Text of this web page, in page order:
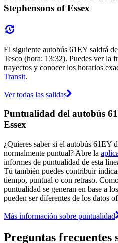
Stephensons of Essex
El siguiente autobús 61EY saldrá
Tesco (hora: 13:32). Puedes ver la
trayectos y conocer los horarios
Transit.
Ver todas las salidas
Puntualidad del autobús
Essex
¿Quieres saber si el autobús 61EY
normalmente puntual? Abre la
informes de puntualidad de esta
Tú también puedes contribuir
tiempo, puntual o con retraso.
puntualidad se generan en base a
pueden ser diferentes de los datos
Más información sobre puntualidad
Preguntas frecuentes